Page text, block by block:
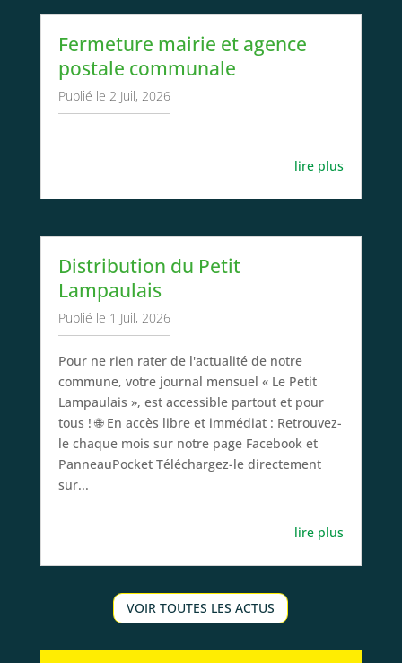
Fermeture mairie et agence
postale communale
2 Juil, 2026
lire plus
Distribution du Petit
Lampaulais
1 Juil, 2026
Pour ne rien rater de l'actualité de notre
commune, votre journal mensuel « Le Petit
Lampaulais », est accessible partout et pour
tous ! ​🌐 En accès libre et immédiat : ​Retrouvez-
le chaque mois sur notre page Facebook et
PanneauPocket ​Téléchargez-le directement
sur...
lire plus
VOIR TOUTES LES ACTUS